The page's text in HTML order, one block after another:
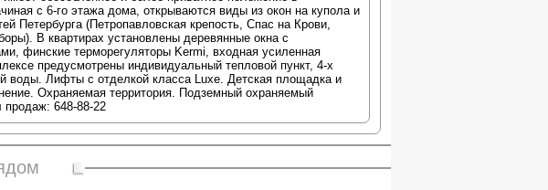
с 6-го этажа дома, открываются виды из окон на купола и
Петербурга (Петропавловская крепость, Спас на Крови,
В квартирах установлены деревянные окна с
финские терморегуляторы Kermi, входная усиленная
предусмотрены индивидуальный тепловой пункт, 4-х
воды. Лифты с отделкой класса Luxe. Детская площадка и
Охраняемая территория. Подземный охраняемый
продаж: 648-88-22